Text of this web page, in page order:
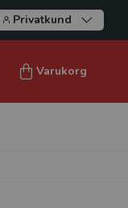
Privatkund
Varukorg